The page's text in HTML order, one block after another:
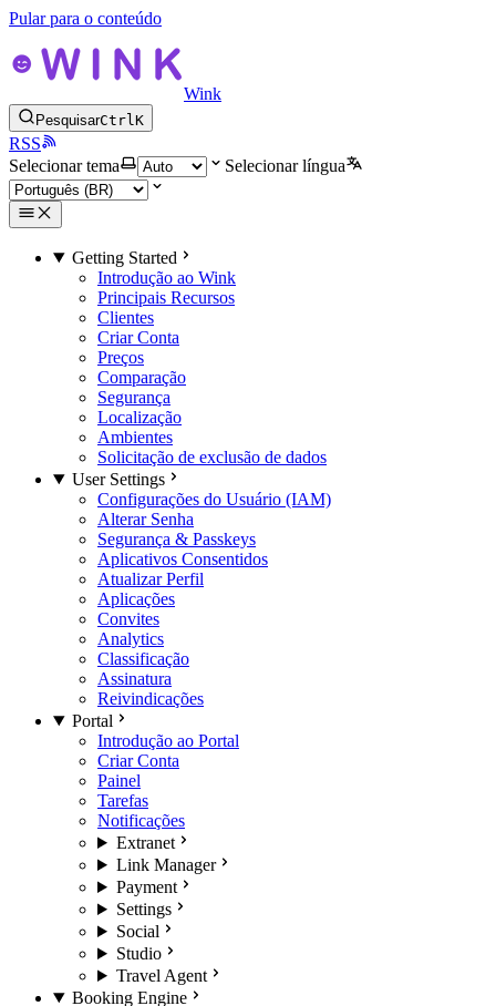
Pular para o conteúdo
Wink
PesquisarCtrlK
RSS
Selecionar tema
Selecionar língua
Getting Started
Introdução ao Wink
Principais Recursos
Clientes
Criar Conta
Preços
Comparação
Segurança
Localização
Ambientes
Solicitação de exclusão de dados
User Settings
Configurações do Usuário (IAM)
Alterar Senha
Segurança & Passkeys
Aplicativos Consentidos
Atualizar Perfil
Aplicações
Convites
Analytics
Classificação
Assinatura
Reivindicações
Portal
Introdução ao Portal
Criar Conta
Painel
Tarefas
Notificações
Extranet
Link Manager
Payment
Settings
Social
Studio
Travel Agent
Booking Engine